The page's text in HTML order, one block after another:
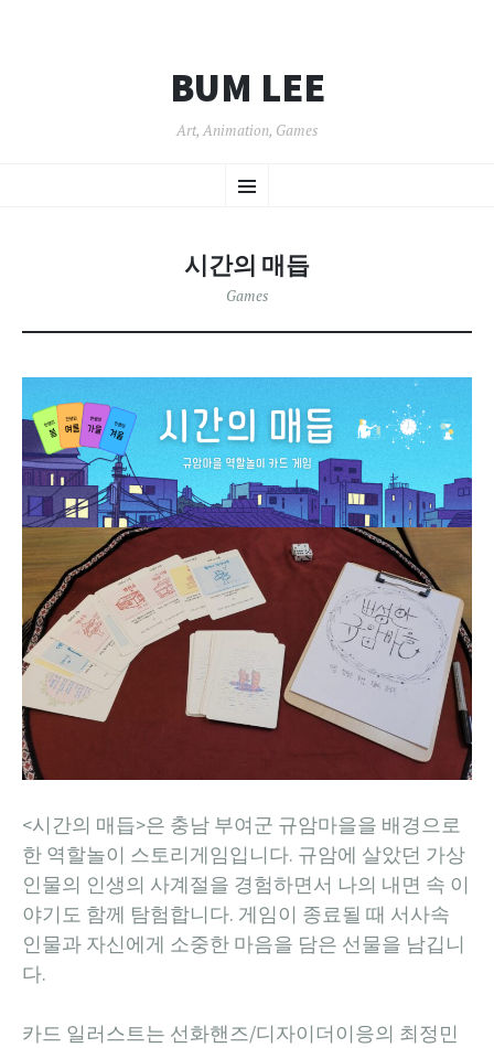
BUM LEE
Art, Animation, Games
Menu
TO
시간의 매듭
Games
<시간의 매듭>은 충남 부여군 규암마을을 배경으로
한 역할놀이 스토리게임입니다. 규암에 살았던 가상
인물의 인생의 사계절을 경험하면서 나의 내면 속 이
야기도 함께 탐험합니다. 게임이 종료될 때 서사속
인물과 자신에게 소중한 마음을 담은 선물을 남깁니
다.
카드 일러스트는 선화핸즈/디자이더이응의 최정민